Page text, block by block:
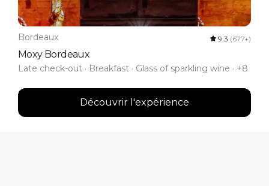
Bordeaux 9.3 (677+)
Moxy Bordeaux
Late check-out · Breakfast · Glass of sparkling wine · +8
Découvrir l'expérience